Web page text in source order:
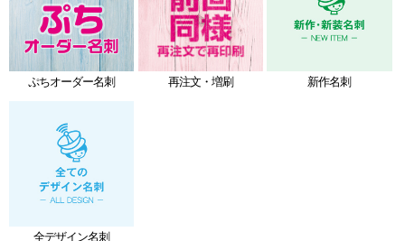
ぷちオーダー名刺 再注文・増刷 新作名刺
全デザイン名刺